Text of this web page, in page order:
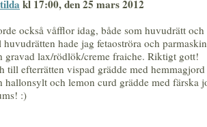
kl 17:00, den 25 mars 2012
också våfflor idag, både som huvudrätt och
hade jag fetaoströra och
gravad lax/rödlök/creme fraiche. Riktigt gott!
till efterrätten vispad grädde med
hallonsylt och lemon curd grädde med färska
:)